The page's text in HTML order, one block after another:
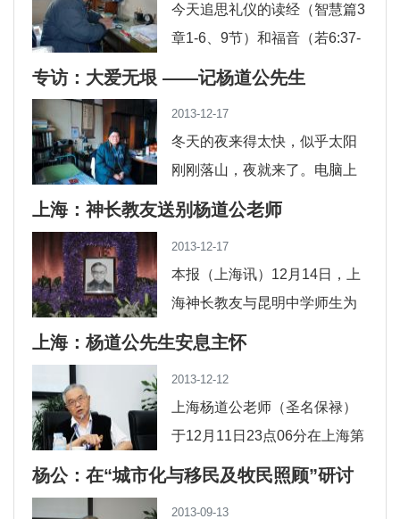
今天追思礼仪的读经（智慧篇3
章1-6、9节）和福音（若6:37-
40)告诉我们，在信仰内，追求
专访：大爱无垠 ——记杨道公先生
2013-12-17
冬天的夜来得太快，似乎太阳
刚刚落山，夜就来了。电脑上
QQ弹出同事的留言：杨老师现
重，左侧身体已经不能移动...
上海：神长教友送别杨道公老师
2013-12-17
本报（上海讯）12月14日，上
海神长教友与昆明中学师生为
杨道公先生在宝山殡仪馆举行
的模范教友。上海杨浦区本堂...
上海：杨道公先生安息主怀
2013-12-12
上海杨道公老师（圣名保禄）
于12月11日23点06分在上海第
一康复医院病逝，享年79岁。
杨公：在“城市化与移民及牧民照顾”研讨
会闭幕式上的发言
2013-09-13